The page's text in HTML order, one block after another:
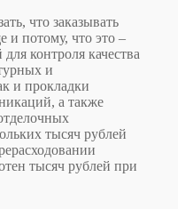
что заказывать
и потому, что это –
контроля качества
и
и прокладки
а также
тысяч рублей
тысяч рублей при